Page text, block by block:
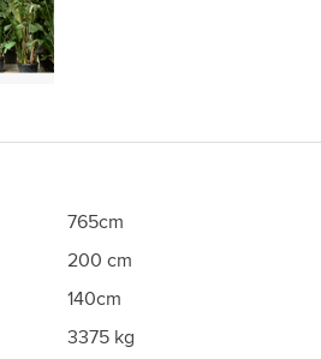
765cm
200 cm
140cm
3375 kg